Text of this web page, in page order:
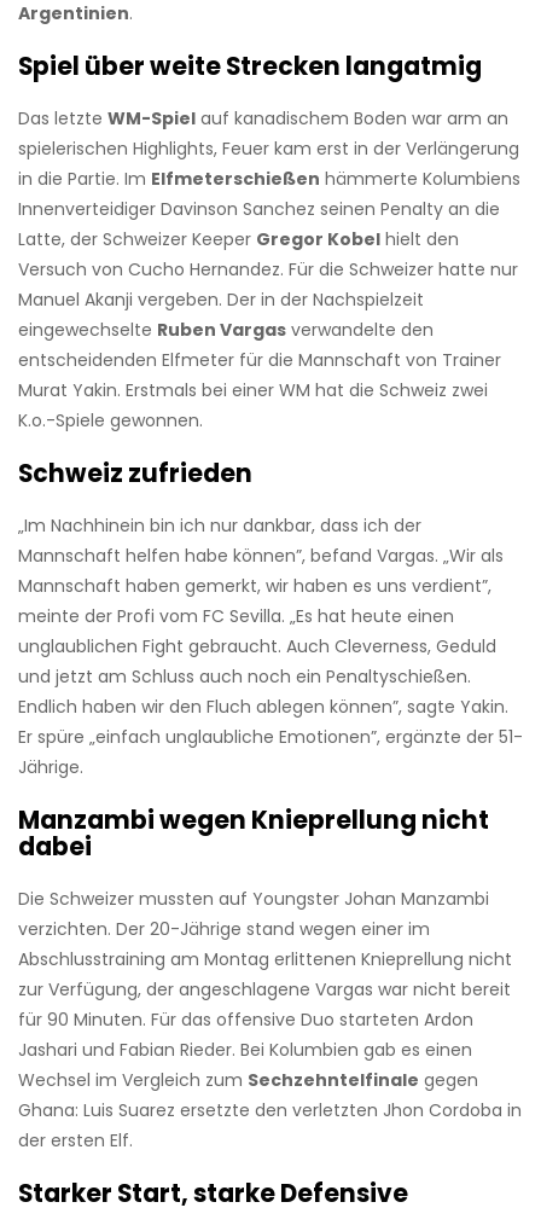
Argentinien.
Spiel über weite Strecken langatmig
Das letzte WM-Spiel auf kanadischem Boden war arm an
spielerischen Highlights, Feuer kam erst in der Verlängerung
in die Partie. Im Elfmeterschießen hämmerte Kolumbiens
Innenverteidiger Davinson Sanchez seinen Penalty an die
Latte, der Schweizer Keeper Gregor Kobel hielt den
Versuch von Cucho Hernandez. Für die Schweizer hatte nur
Manuel Akanji vergeben. Der in der Nachspielzeit
eingewechselte Ruben Vargas verwandelte den
entscheidenden Elfmeter für die Mannschaft von Trainer
Murat Yakin. Erstmals bei einer WM hat die Schweiz zwei
K.o.-Spiele gewonnen.
Schweiz zufrieden
„Im Nachhinein bin ich nur dankbar, dass ich der
Mannschaft helfen habe können”, befand Vargas. „Wir als
Mannschaft haben gemerkt, wir haben es uns verdient”,
meinte der Profi vom FC Sevilla. „Es hat heute einen
unglaublichen Fight gebraucht. Auch Cleverness, Geduld
und jetzt am Schluss auch noch ein Penaltyschießen.
Endlich haben wir den Fluch ablegen können”, sagte Yakin.
Er spüre „einfach unglaubliche Emotionen”, ergänzte der 51-
Jährige.
Manzambi wegen Knieprellung nicht
dabei
Die Schweizer mussten auf Youngster Johan Manzambi
verzichten. Der 20-Jährige stand wegen einer im
Abschlusstraining am Montag erlittenen Knieprellung nicht
zur Verfügung, der angeschlagene Vargas war nicht bereit
für 90 Minuten. Für das offensive Duo starteten Ardon
Jashari und Fabian Rieder. Bei Kolumbien gab es einen
Wechsel im Vergleich zum Sechzehntelfinale gegen
Ghana: Luis Suarez ersetzte den verletzten Jhon Cordoba in
der ersten Elf.
Starker Start, starke Defensive